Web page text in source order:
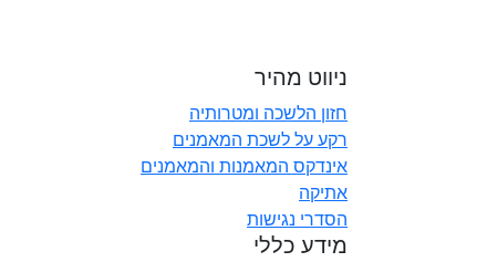
ניווט מהיר
חזון הלשכה ומטרותיה
רקע על לשכת המאמנים
אינדקס המאמנות והמאמנים
אתיקה
הסדרי נגישות
מידע כללי